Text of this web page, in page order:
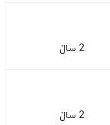
2 ساڵ
2 ساڵ